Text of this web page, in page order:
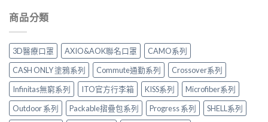
商品分類
3D醫療口罩 AXIO&AOK聯名口罩
CAMO系列
CASH ONLY 塗鴉系列
Commute通勤系列
Crossover系列
Infinitas無窮系列
ITO官方行李箱 KISS系列
Microfiber系列
Outdoor 系列
Packable摺疊包系列 Progress 系列
SHELL系列